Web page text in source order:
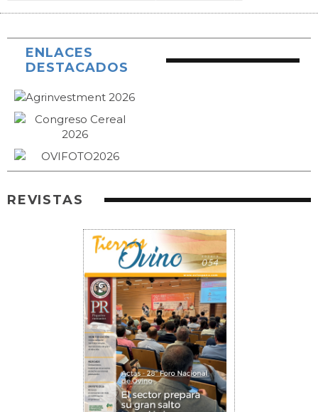
ENLACES
DESTACADOS
REVISTAS